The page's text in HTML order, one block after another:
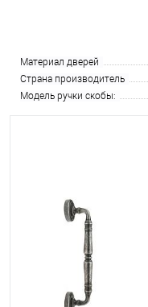
Материал дверей
Страна производитель
Модель ручки скобы: